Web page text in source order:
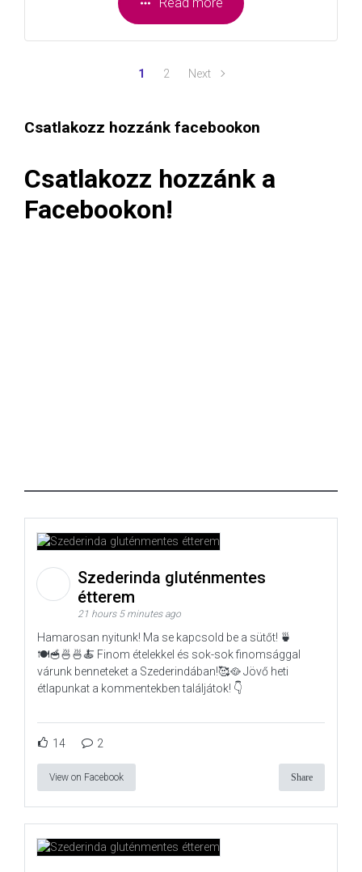
1 2 Next
Csatlakozz hozzánk facebookon
Csatlakozz hozzánk a
Facebookon!
Szederinda gluténmentes
étterem
21 hours 5 minutes ago
Hamarosan nyitunk! Ma se kapcsold be a sütőt! 🍵
🍽️🥣🍜🍜🍝 Finom ételekkel és sok-sok finomsággal
várunk benneteket a Szederindában!🥰🥘 Jövő heti
étlapunkat a kommentekben találjátok! 👇
14 2
View on Facebook Share